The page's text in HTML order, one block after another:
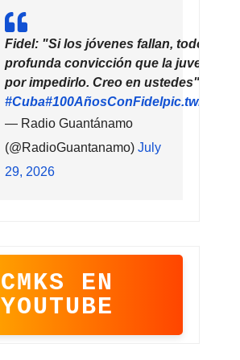
Fidel: "Si los jóvenes fallan, todo
profunda convicción que la juventud
por impedirlo. Creo en ustedes"
#Cuba#100AñosConFidel
— Radio Guantánamo
(@RadioGuantanamo) July
29, 2026
CMKS EN
YOUTUBE